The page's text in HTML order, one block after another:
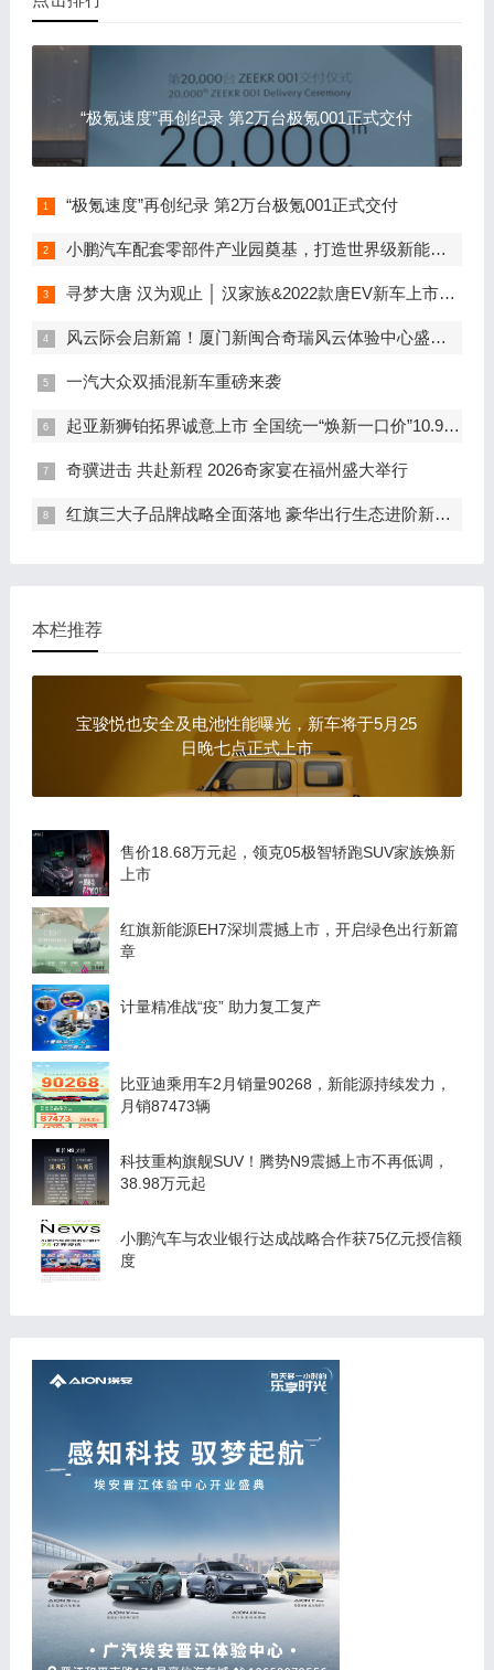
“极氪速度”再创纪录 第2万台极氪001正式交付
“极氪速度”再创纪录 第2万台极氪001正式交付
小鹏汽车配套零部件产业园奠基，打造世界级新能源智能汽车集群
寻梦大唐 汉为观止 │ 汉家族&2022款唐EV新车上市发布会，敬请期待！
风云际会启新篇！厦门新闽合奇瑞风云体验中心盛大开业
一汽大众双插混新车重磅来袭
起亚新狮铂拓界诚意上市 全国统一“焕新一口价”10.99万元起
奇骥进击 共赴新程 2026奇家宴在福州盛大举行
红旗三大子品牌战略全面落地 豪华出行生态进阶新篇章
本栏推荐
宝骏悦也安全及电池性能曝光，新车将于5月25
日晚七点正式上市
售价18.68万元起，领克05极智轿跑SUV家族焕新
上市
红旗新能源EH7深圳震撼上市，开启绿色出行新篇
章
计量精准战“疫” 助力复工复产
比亚迪乘用车2月销量90268，新能源持续发力，
月销87473辆
科技重构旗舰SUV！腾势N9震撼上市不再低调，
38.98万元起
小鹏汽车与农业银行达成战略合作获75亿元授信额
度